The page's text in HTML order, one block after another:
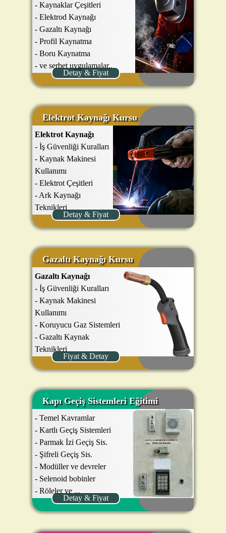
- Kaynaklar Çeşitleri
- Elektrod Kaynağı
- Gazaltı Kaynağı
- Profil Kaynatma
- Boru Kaynatma
- ve serbet uygulamalar..
Detay & Fiyat
Elektrot Kaynağı Kursu
Elektrot Kaynağı
- İş Güvenliği Kuralları
- Kaynak Makinesi
Kullanımı
- Elektrot Çeşitleri
- Ark Kaynağı
Teknikleri
- Profil ve Boru
Kaynakları
- Serbest Uygulamalar..
Detay & Fiyat
Gazaltı Kaynağı Kursu
Gazaltı Kaynağı
- İş Güvenliği Kuralları
- Kaynak Makinesi
Kullanımı
- Koruyucu Gaz Sistemleri
- Gazaltı Kaynak
Teknikleri
- Profil ve Boru
Kaynakları
- Serbest Uygulamalar..
Fiyat & Detay
Kapı Geçiş Sistemleri Eğitimi
- Temel Kavramlar
- Kartlı Geçiş Sistemleri
- Parmak İzi Geçiş Sis.
- Şifreli Geçiş Sis.
- Modüller ve devreler
- Selenoid bobinler
- Röleler ve ...
Detay & Fiyat